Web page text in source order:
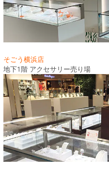
そごう横浜店
地下1階 アクセサリー売り場